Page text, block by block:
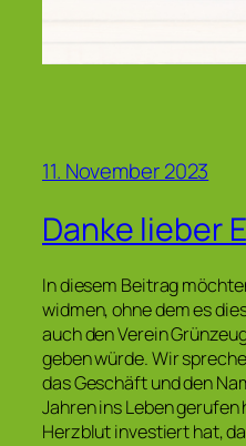
11. November 2023
Danke lieber
In diesem Beitrag
widmen, ohne dem es
auch den Verein
geben würde. Wir
das Geschäft und den
Jahren ins Leben
Herzblut investiert hat,